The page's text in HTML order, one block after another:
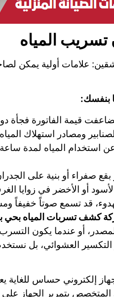
المياه
علامات أولية يمكن
بنفسك:
قيمة الفاتورة
ومصادر استهلاك
استخدام المياه لمدة
صفراء أو بنية على
أو الأخضر في زوايا
قد تسمع صوتاً خفيفاً
كشف تسربات المياه بحي
أو عندما يكون
إلكتروني حساس للغاية
المتخصص بتمرير الجهاز